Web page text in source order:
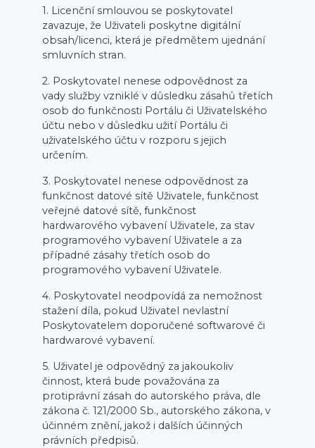
1. Licenční smlouvou se poskytovatel
zavazuje, že Uživateli poskytne digitální
obsah/licenci, která je předmětem ujednání
smluvních stran.
2. Poskytovatel nenese odpovědnost za
vady služby vzniklé v důsledku zásahů třetích
osob do funkčnosti Portálu či Uživatelského
účtu nebo v důsledku užití Portálu či
uživatelského účtu v rozporu s jejich
určením.
3. Poskytovatel nenese odpovědnost za
funkčnost datové sítě Uživatele, funkčnost
veřejné datové sítě, funkčnost
hardwarového vybavení Uživatele, za stav
programového vybavení Uživatele a za
případné zásahy třetích osob do
programového vybavení Uživatele.
4. Poskytovatel neodpovídá za nemožnost
stažení díla, pokud Uživatel nevlastní
Poskytovatelem doporučené softwarové či
hardwarové vybavení.
5. Uživatel je odpovědný za jakoukoliv
činnost, která bude považována za
protiprávní zásah do autorského práva, dle
zákona č. 121/2000 Sb., autorského zákona, v
účinném znění, jakož i dalších účinných
právních předpisů.